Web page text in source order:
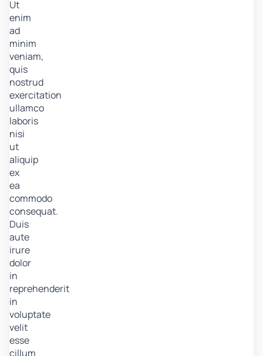
Ut
enim
ad
minim
veniam,
quis
nostrud
exercitation
ullamco
laboris
nisi
ut
aliquip
ex
ea
commodo
consequat.
Duis
aute
irure
dolor
in
reprehenderit
in
voluptate
velit
esse
cillum